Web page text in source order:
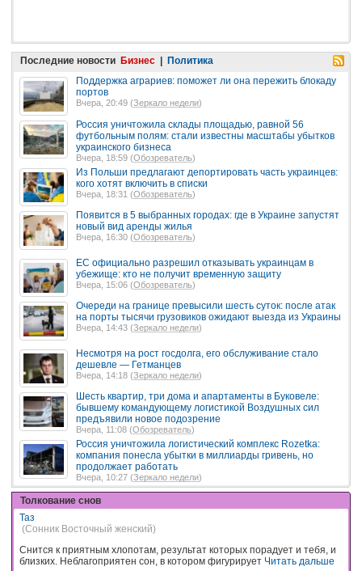
Последние новости Бизнес
Политика
Поддержка аграриев: поможет ли она пережить блокаду
портов
Вчера, 20:49 (Зеркало недели)
Россия уничтожила склады площадью, равной 56
футбольным полям: стали известны масштабы убытков
украинского бизнеса
Вчера, 18:59 (Обозреватель)
Из Польши предлагают депортировать часть украинцев:
кого хотят включить в списки
Вчера, 18:31 (Обозреватель)
Появится в 5 выбранных городах: где в Украине запустят
новый вид аренды жилья
Вчера, 16:30 (Обозреватель)
ЕС официально разрешил отказывать украинцам в
убежище: кто не получит временную защиту
Вчера, 15:06 (Обозреватель)
Очереди на границе превысили шесть суток: после атак
на порты тысячи грузовиков ожидают выезда из Украины
Вчера, 14:43 (Зеркало недели)
Несмотря на рост госдолга, его обслуживание стало
дешевле — Гетманцев
Вчера, 14:18 (Зеркало недели)
Шесть квартир, три дома и апартаменты в Буковеле:
бывшему командующему логистикой Воздушных сил
предъявили новое подозрение
Вчера, 11:08 (Обозреватель)
Россия уничтожила логистический комплекс Rozetka:
компания понесла убытки в миллиарды гривень, но
продолжает работать
Вчера, 10:27 (Зеркало недели)
Толкование снов
Таз
(Сонник Восточный женский)
Снится к приятным хлопотам, результат которых порадует и тебя, и
близких. Неблагоприятен сон, в котором фигурирует Читать дальше